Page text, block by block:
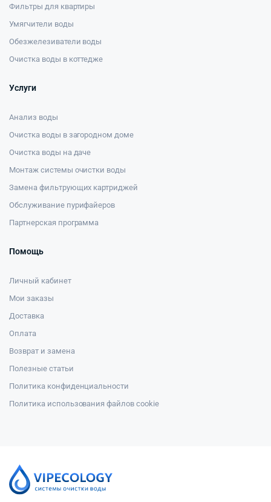
Фильтры для квартиры
Умягчители воды
Обезжелезиватели воды
Очистка воды в коттедже
Услуги
Анализ воды
Очистка воды в загородном доме
Очистка воды на даче
Монтаж системы очистки воды
Замена фильтрующих картриджей
Обслуживание пурифайеров
Партнерская программа
Помощь
Личный кабинет
Мои заказы
Доставка
Оплата
Возврат и замена
Полезные статьи
Политика конфиденциальности
Политика использования файлов cookie